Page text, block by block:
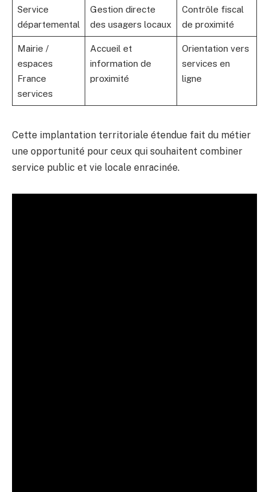
Service
départemental
Gestion directe
des usagers locaux
Contrôle fiscal
de proximité
Mairie /
espaces
France
services
Accueil et
information de
proximité
Orientation vers
services en
ligne
Cette implantation territoriale étendue fait du métier
une opportunité pour ceux qui souhaitent combiner
service public et vie locale enracinée.